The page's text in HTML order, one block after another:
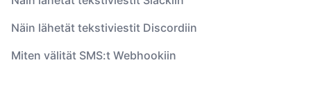
Näin lähetät tekstiviestit Discordiin
Miten välität SMS:t Webhookiin